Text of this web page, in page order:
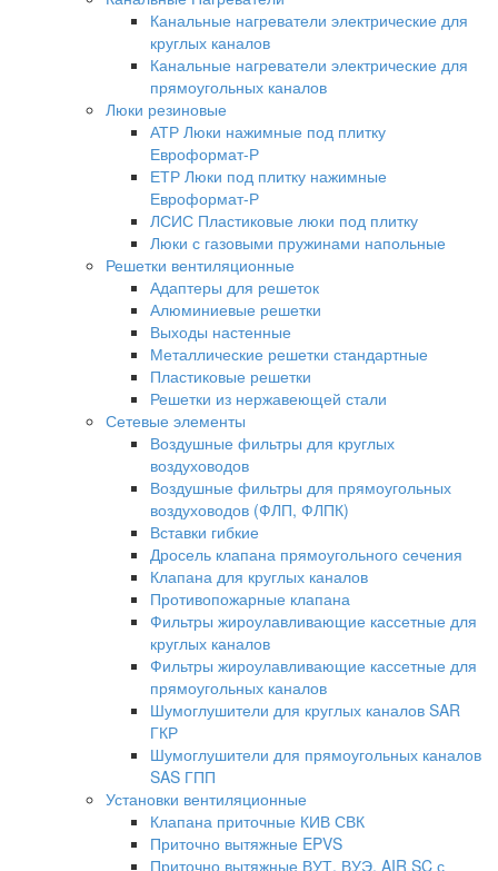
Канальные нагреватели электрические для
круглых каналов
Канальные нагреватели электрические для
прямоугольных каналов
Люки резиновые
АТР Люки нажимные под плитку
Евроформат-Р
ЕТР Люки под плитку нажимные
Евроформат-Р
ЛСИС Пластиковые люки под плитку
Люки с газовыми пружинами напольные
Решетки вентиляционные
Адаптеры для решеток
Алюминиевые решетки
Выходы настенные
Металлические решетки стандартные
Пластиковые решетки
Решетки из нержавеющей стали
Сетевые элементы
Воздушные фильтры для круглых
воздуховодов
Воздушные фильтры для прямоугольных
воздуховодов (ФЛП, ФЛПК)
Вставки гибкие
Дросель клапана прямоугольного сечения
Клапана для круглых каналов
Противопожарные клапана
Фильтры жироулавливающие кассетные для
круглых каналов
Фильтры жироулавливающие кассетные для
прямоугольных каналов
Шумоглушители для круглых каналов SAR
ГКР
Шумоглушители для прямоугольных каналов
SAS ГПП
Установки вентиляционные
Клапана приточные КИВ СВК
Приточно вытяжные EPVS
Приточно вытяжные ВУТ, ВУЭ, AIR SC с